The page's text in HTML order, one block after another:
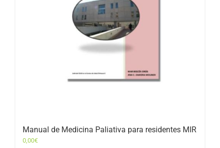
Manual de Medicina Paliativa para residentes MIR
0,00€